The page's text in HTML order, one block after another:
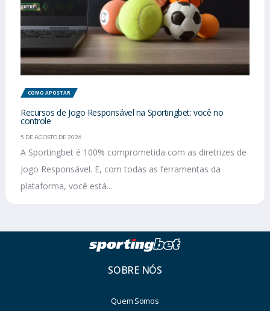
COMO APOSTAR
Recursos de Jogo Responsável na Sportingbet: você no
controle
5 DE AGOSTO DE 2026
A Sportingbet é 100% comprometida com as diretrizes de
Jogo Responsável. E, com todas as ferramentas da
plataforma, você está...
SOBRE NÓS
Quem Somos